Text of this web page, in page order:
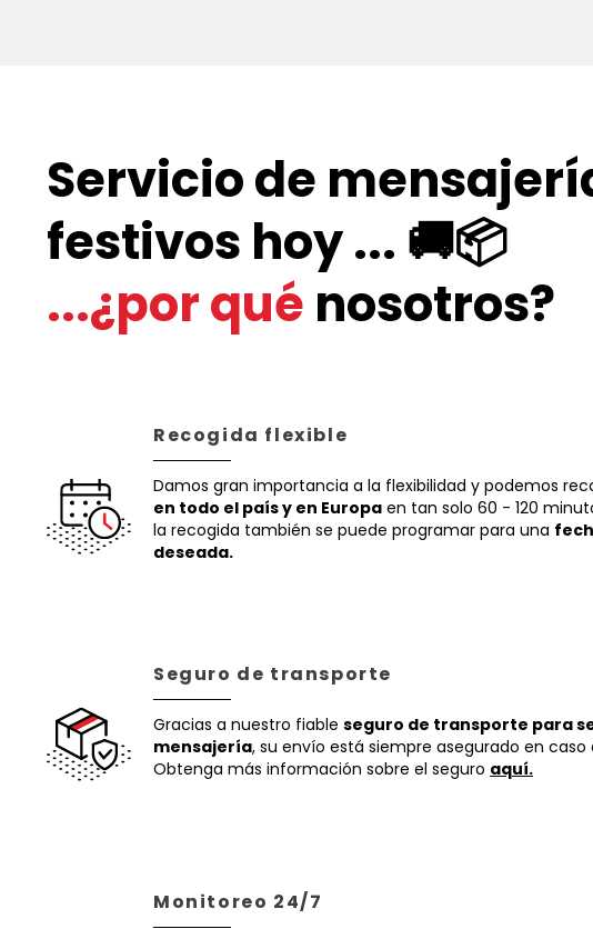
Servicio de
festivos hoy ... 🚚📦
...¿por qué nosotros?
Recogida flexible
Damos gran importancia a la flexibilidad y podemos
en todo el país y en Europa en tan solo 60 - 120
la recogida también se puede programar para una
deseada.
Seguro de transporte
Gracias a nuestro fiable seguro de transporte para
mensajería, su envío está siempre asegurado en caso
Obtenga más información sobre el seguro aquí.
Monitoreo 24/7